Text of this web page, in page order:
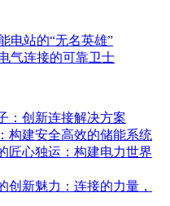
电站的“无名英雄”
气连接的可靠卫士
：创新连接解决方案
构建安全高效的储能系统
匠心独运：构建电力世界
创新魅力：连接的力量，